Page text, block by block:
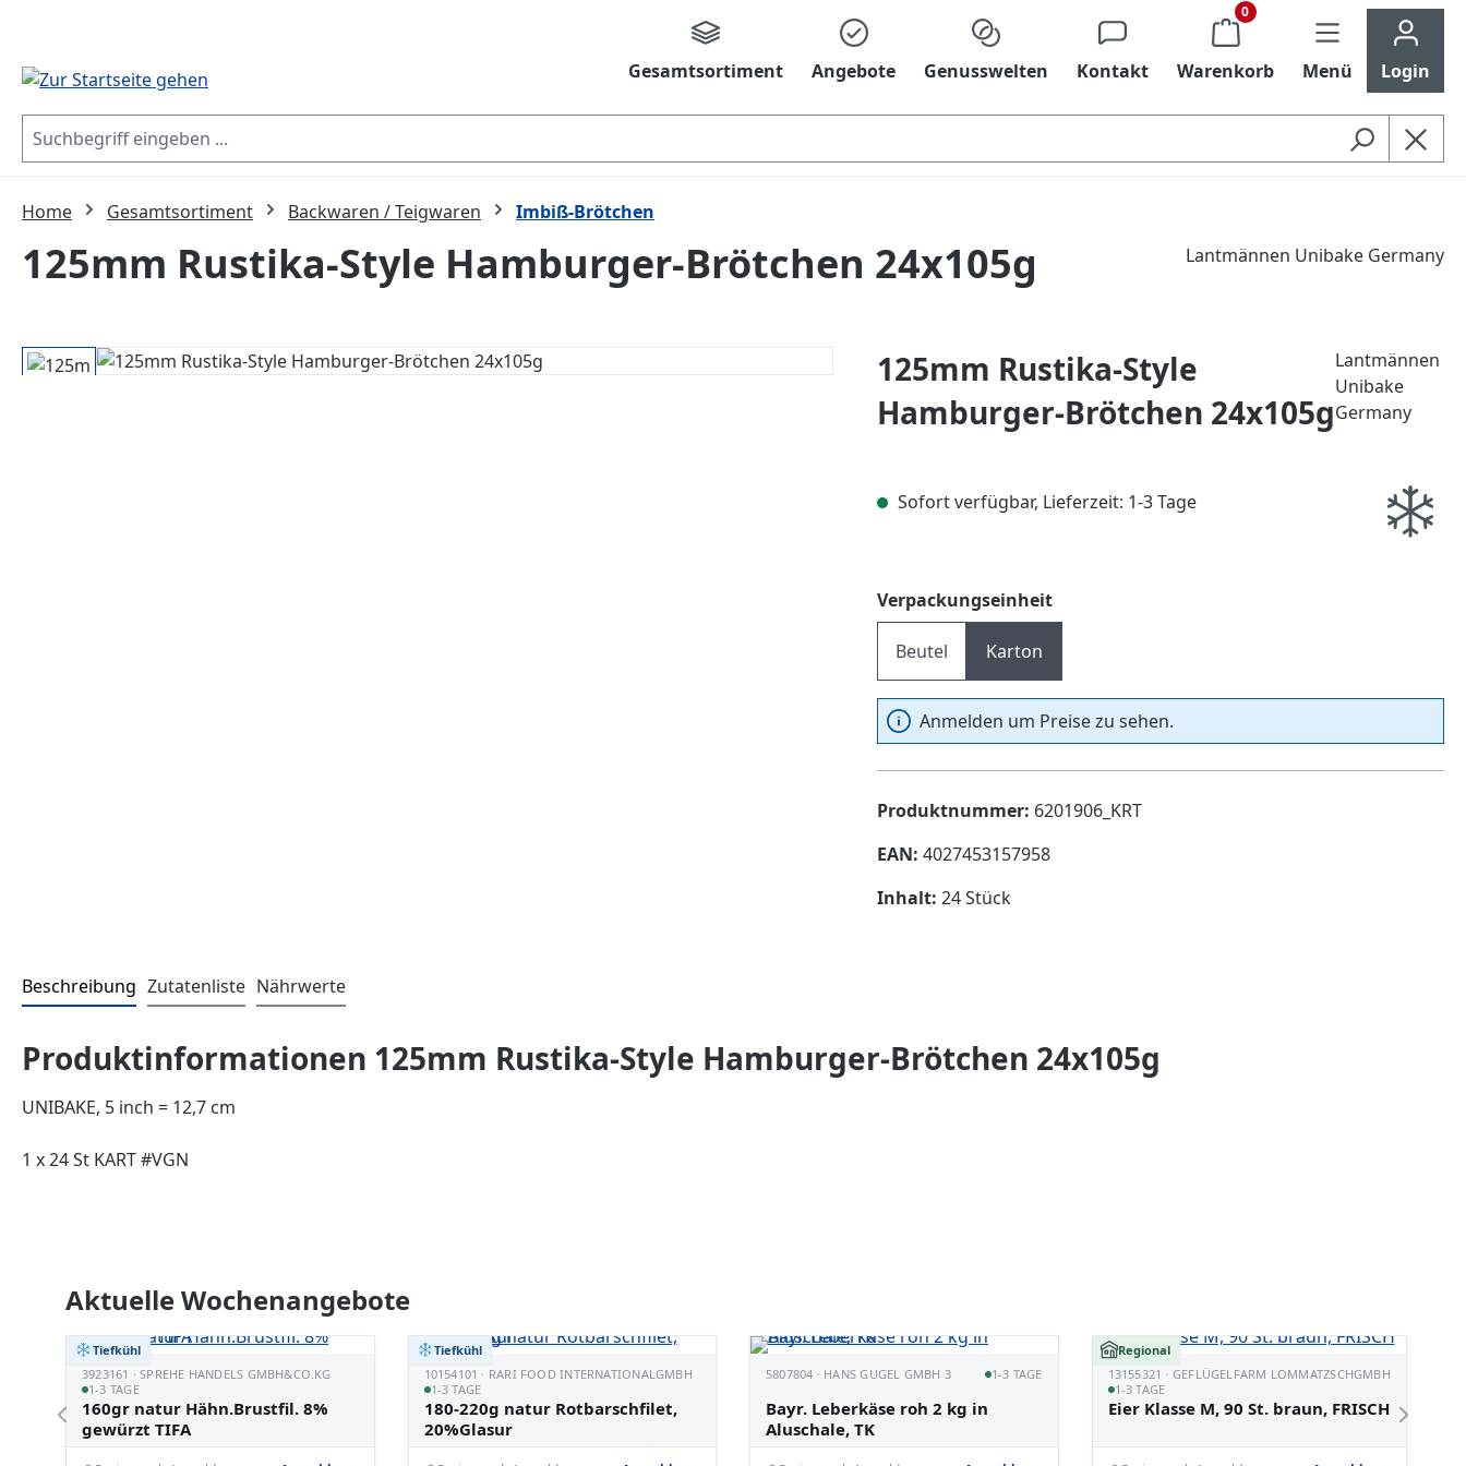
Gesamtsortiment
Angebote Genusswelten Kontakt
0
Warenkorb Menü Login
Home Gesamtsortiment Backwaren / Teigwaren Imbiß-Brötchen
125mm Rustika-Style Hamburger-Brötchen 24x105g Lantmännen Unibake Germany
Bildergalerie überspringen
125mm Rustika-Style
Hamburger-Brötchen 24x105g
Lantmännen
Unibake
Germany
Sofort verfügbar, Lieferzeit: 1-3 Tage
Verpackungseinheitauswählen
Beutel Karton
Anmelden um Preise zu sehen.
Produktnummer: 6201906_KRT
EAN: 4027453157958
Inhalt: 24 Stück
Beschreibung Zutatenliste Nährwerte
Produktinformationen 125mm Rustika-Style Hamburger-Brötchen 24x105g
UNIBAKE, 5 inch = 12,7 cm
1 x 24 St KART #VGN
Aktuelle Wochenangebote
Tiefkühl
3923161 · SPREHE HANDELS GMBH&CO.KG
1-3 TAGE
160gr natur Hähn.Brustfil. 8%
gewürzt TIFA
Tiefkühl
10154101 · RARI FOOD INTERNATIONALGMBH
1-3 TAGE
180-220g natur Rotbarschfilet,
20%Glasur
5807804 · HANS GUGEL GMBH 3 1-3 TAGE
Bayr. Leberkäse roh 2 kg in
Aluschale, TK
Regional
13155321 · GEFLÜGELFARM LOMMATZSCHGMBH
1-3 TAGE
Eier Klasse M, 90 St. braun, FRISCH